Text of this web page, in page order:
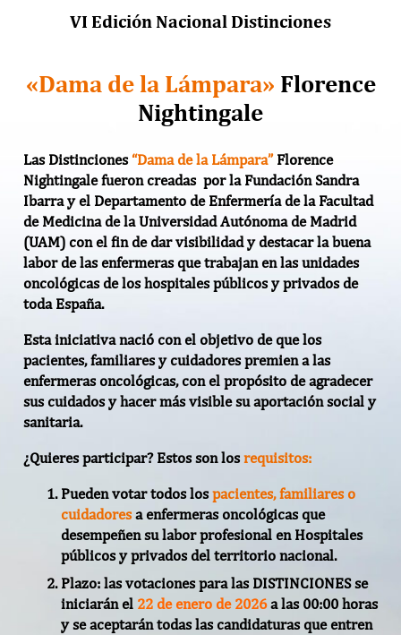
VI Edición Nacional Distinciones
«Dama de la Lámpara» Florence
Nightingale
Las Distinciones “Dama de la Lámpara”Florence
Nightingalefueron creadas por la Fundación Sandra
Ibarra y el Departamento de Enfermería de la Facultad
de Medicina de la Universidad Autónoma de Madrid
(UAM) con el fin de dar visibilidad y destacar la buena
labor de las enfermeras que trabajan en las unidades
oncológicas de loshospitales públicos y privadosde
toda España.
Esta iniciativa nació con el objetivo de que los
pacientes, familiares y cuidadores premien a las
enfermerasoncológicas, con el propósito de agradecer
sus cuidados y hacer más visible su aportación social y
sanitaria.
¿Quieres participar? Estos son losrequisitos:
Pueden votar todos lospacientes, familiares o
cuidadoresa enfermeras oncológicas que
desempeñen su labor profesional en Hospitales
públicos y privados del territorio nacional.
Plazo: las votaciones para las DISTINCIONESse
iniciarán el 22 de enero de 2026a las 00:00 horas
y se aceptarán todas las candidaturas que entren